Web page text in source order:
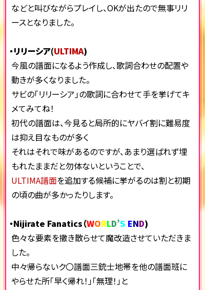
などと叫びながらプレイし、OKが出たので無事リリ
ースとなりました。
・リリーシア(ULTIMA)
今風の譜面になるよう作成し、歌詞合わせの配置や
動きが多くなりました。
サビの「リリーシア」の歌詞に合わせて手を挙げてキ
メてみてね！
初代の譜面は、今見ると局所的にヤバイ割に難易度
は抑え目なものが多く
それはそれで味があるのですが、あまり選ばれず埋
もれたままだと勿体ないということで、
ULTIMA譜面を追加する候補に挙がるのは割と初期
の頃の曲が多かったりします。
・Nijirate Fanatics（WORLD’S END)
色々な要素を撒き散らせて魔改造させていただきま
した。
中々帰らないク〇譜面三銃士地帯を他の譜面班に
やらせた所「早く帰れ！」「無理！」と